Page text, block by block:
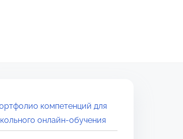
компетенций для
онлайн‑обучения